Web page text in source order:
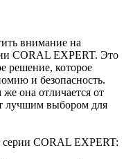
внимание на
CORAL EXPERT. Это
решение, которое
и безопасность.
она отличается от
лучшим выбором для
CORAL EXPERT: